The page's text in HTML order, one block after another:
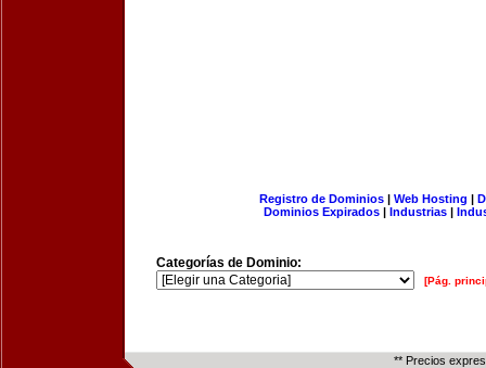
Registro de Dominios| Web Hosting |
Dominios Expirados | Industrias |
Categorías de Dominio:
[Pág.
** Precios